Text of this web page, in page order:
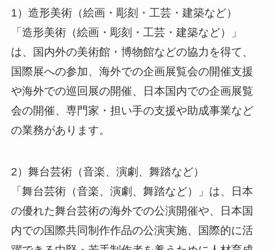
1）造形美術（絵画・彫刻・工芸・建築など）
「造形美術（絵画・彫刻・工芸・建築など）」
は、国内外の美術館・博物館などの協力を得て、
国際展への参加、海外での企画展覧会の開催支援
や海外での巡回展の開催、日本国内での企画展覧
会の開催、専門家・担い手の支援や助成事業など
の業務があります。
2）舞台芸術（音楽、演劇、舞踏など）
「舞台芸術（音楽、演劇、舞踏など）」は、日本
の優れた舞台芸術の海外での公演開催や、日本国
内での国際共同制作作品の公演実施、国際的に活